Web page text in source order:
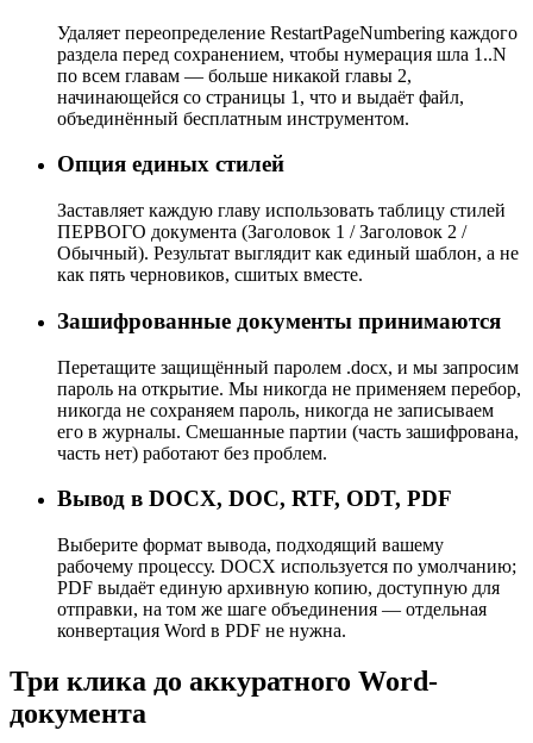
Удаляет переопределение RestartPageNumbering каждого
раздела перед сохранением, чтобы нумерация шла 1..N
по всем главам — больше никакой главы 2,
начинающейся со страницы 1, что и выдаёт файл,
объединённый бесплатным инструментом.
Опция единых стилей
Заставляет каждую главу использовать таблицу стилей
ПЕРВОГО документа (Заголовок 1 / Заголовок 2 /
Обычный). Результат выглядит как единый шаблон, а не
как пять черновиков, сшитых вместе.
Зашифрованные документы принимаются
Перетащите защищённый паролем .docx, и мы запросим
пароль на открытие. Мы никогда не применяем перебор,
никогда не сохраняем пароль, никогда не записываем
его в журналы. Смешанные партии (часть зашифрована,
часть нет) работают без проблем.
Вывод в DOCX, DOC, RTF, ODT, PDF
Выберите формат вывода, подходящий вашему
рабочему процессу. DOCX используется по умолчанию;
PDF выдаёт единую архивную копию, доступную для
отправки, на том же шаге объединения — отдельная
конвертация Word в PDF не нужна.
Три клика до аккуратного Word-
документа